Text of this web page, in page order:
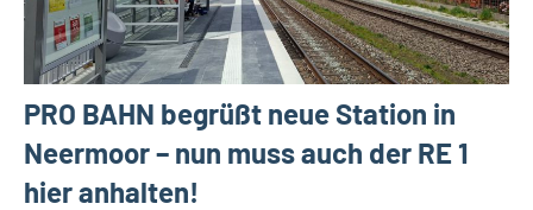
PRO BAHN begrüßt neue Station in
Neermoor – nun muss auch der RE 1
hier anhalten!